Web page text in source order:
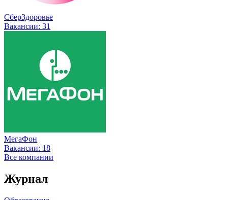
СберЗдоровье
Вакансии: 31
МегаФон
Вакансии: 18
Все компании
Журнал